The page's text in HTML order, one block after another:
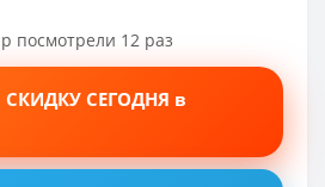
посмотрели 12 раз
СЕГОДНЯ в